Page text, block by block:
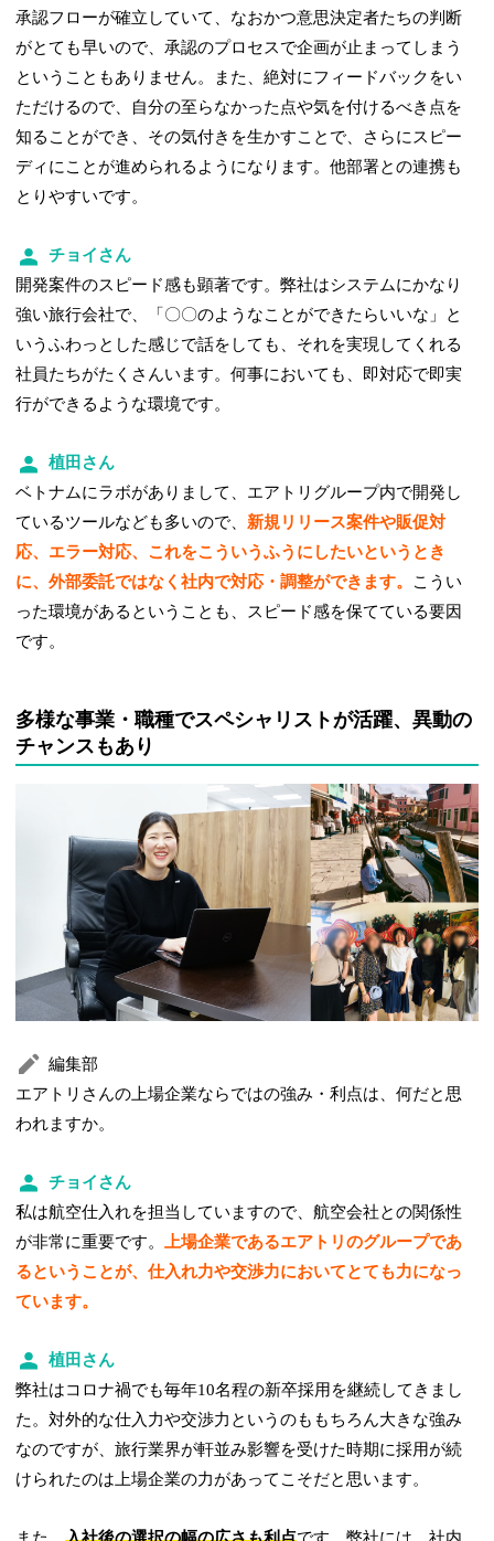
承認フローが確立していて、なおかつ意思決定者たちの判断
がとても早いので、承認のプロセスで企画が止まってしまう
ということもありません。また、絶対にフィードバックをい
ただけるので、自分の至らなかった点や気を付けるべき点を
知ることができ、その気付きを生かすことで、さらにスピー
ディにことが進められるようになります。他部署との連携も
とりやすいです。
チョイさん
開発案件のスピード感も顕著です。弊社はシステムにかなり
強い旅行会社で、「〇〇のようなことができたらいいな」と
いうふわっとした感じで話をしても、それを実現してくれる
社員たちがたくさんいます。何事においても、即対応で即実
行ができるような環境です。
植田さん
ベトナムにラボがありまして、エアトリグループ内で開発し
ているツールなども多いので、新規リリース案件や販促対
応、エラー対応、これをこういうふうにしたいというとき
に、外部委託ではなく社内で対応・調整ができます。
こうい
った環境があるということも、スピード感を保てている要因
です。
多様な事業・職種でスペシャリストが活躍、異動の
チャンスもあり
編集部
エアトリさんの上場企業ならではの強み・利点は、何だと思
われますか。
チョイさん
私は航空仕入れを担当していますので、航空会社との関係性
が非常に重要です。
上場企業であるエアトリのグループであ
るということが、仕入れ力や交渉力においてとても力になっ
ています。
植田さん
弊社はコロナ禍でも毎年10名程の新卒採用を継続してきまし
た。対外的な仕入力や交渉力というのももちろん大きな強み
なのですが、旅行業界が軒並み影響を受けた時期に採用が続
けられたのは上場企業の力があってこそだと思います。